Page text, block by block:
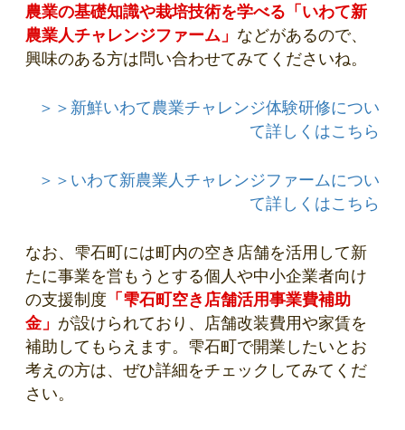
農業の基礎知識や栽培技術を学べる「いわて新
農業人チャレンジファーム」 などがあるので、
興味のある方は問い合わせてみてくださいね。
＞＞新鮮いわて農業チャレンジ体験研修につい
て詳しくはこちら
＞＞いわて新農業人チャレンジファームについ
て詳しくはこちら
なお、雫石町には町内の空き店舗を活用して新
たに事業を営もうとする個人や中小企業者向け
の支援制度 「雫石町空き店舗活用事業費補助
金」 が設けられており、店舗改装費用や家賃を
補助してもらえます。雫石町で開業したいとお
考えの方は、ぜひ詳細をチェックしてみてくだ
さい。